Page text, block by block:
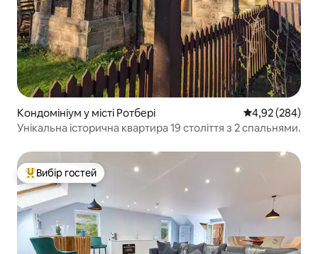
Кондомініум у місті Ротбері Середня
4,92 (284)
Унікальна історична квартира 19 століття з 2 спальнями.
Топ вибір гостей
Вибір гостей